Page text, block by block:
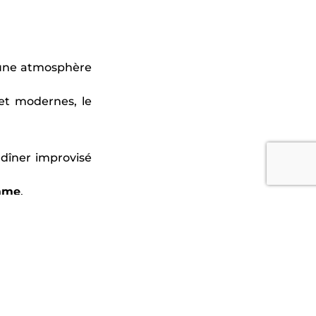
atmosphère
modernes, le
improvisé
.